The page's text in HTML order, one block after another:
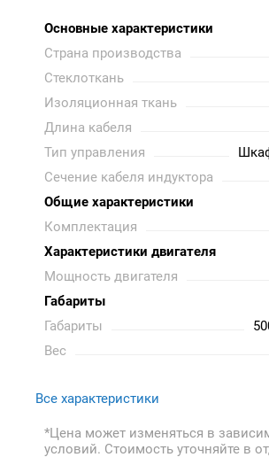
Основные характеристики
Страна производства
Стеклоткань
Изоляционная ткань
Длина кабеля
Тип управления
Сечение кабеля индуктора
Общие характеристики
Комплектация
Характеристики двигателя
Мощность двигателя
Габариты
Габариты
Вес
Все характеристики
*Цена может изменяться в
условий. Стоимость уточняйте в